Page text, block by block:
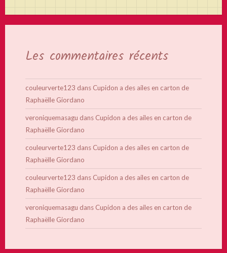
Les commentaires récents
couleurverte123 dans Cupidon a des ailes en carton de
Raphaëlle Giordano
veroniquemasagu dans Cupidon a des ailes en carton de
Raphaëlle Giordano
couleurverte123 dans Cupidon a des ailes en carton de
Raphaëlle Giordano
couleurverte123 dans Cupidon a des ailes en carton de
Raphaëlle Giordano
veroniquemasagu dans Cupidon a des ailes en carton de
Raphaëlle Giordano